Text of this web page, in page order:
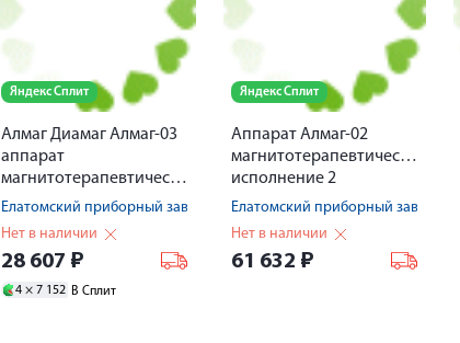
Яндекс Сплит
Алмаг Диамаг Алмaг-03
аппарат
магнитотерапевтический
Елатомский приборный завод
Нет в наличии
28 607 ₽
4 × 7 152 В Сплит
Яндекс Сплит
Аппарат Алмаг-02
магнитотерапевтический
исполнение 2
Елатомский приборный завод
Нет в наличии
61 632 ₽